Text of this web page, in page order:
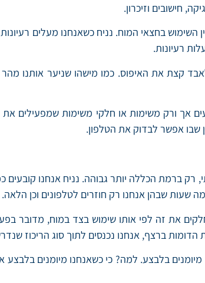
חישובים וזיכרון.
בחצאי המוח. נניח כשאנחנו מעלים
רעיונות.
קצת את האיפוס. כמו מישהו שניער אותנו
אך ורק משימות או חלקי משימות שמפעילים
שבו אפשר לבדוק את הטלפון.
ברמת הכללה יותר גבוהה. נניח אנחנו קובעים
שעות שבהן אנחנו רק חוזרים לטלפונים וכן הלאה.
את זה לפי אותו שימוש בצד במוח, מדובר
ברצף, אנחנו נכנסים לתוך סוג הריכוז
בלבצע. למה? כי כשאנחנו מיומנים